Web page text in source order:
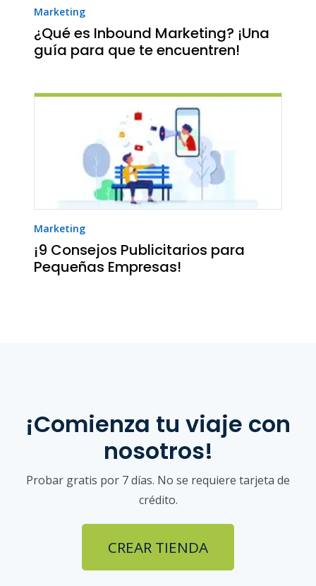
Marketing
¿Qué es Inbound Marketing? ¡Una
guía para que te encuentren!
Marketing
¡9 Consejos Publicitarios para
Pequeñas Empresas!
¡Comienza tu viaje con
nosotros!
Probar gratis por 7 días. No se requiere tarjeta de
crédito.
CREAR TIENDA